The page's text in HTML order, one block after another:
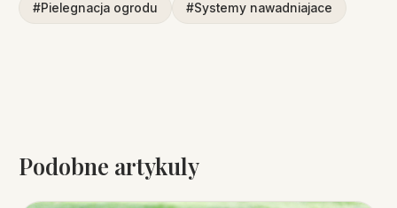
#Pielegnacja ogrodu #Systemy nawadniajace
Podobne artykuly